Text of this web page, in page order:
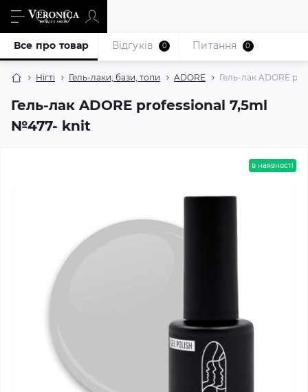
Нігті Гель-лаки, бази, топи ADORE Гель-лак ADORE
Гель-лак ADORE professional 7,5ml
№477- knit
Все про товар Відгуків 0 Питання 0
в наявності